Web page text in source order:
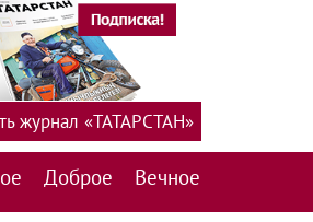
Доброе Вечное
журнал «ТАТАРСТАН»